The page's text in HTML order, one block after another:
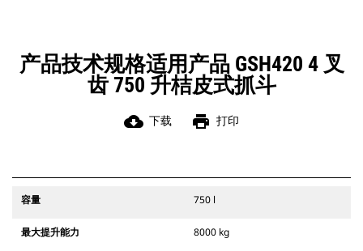
产品技术规格适用产品 GSH420 4 叉
齿 750 升桔皮式抓斗
cloud_download 下载 print 打印
容量 750 l
最大提升能力 8000 kg